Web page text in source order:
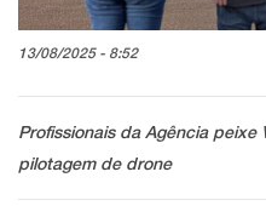
13/08/2025 - 8:52
Profissionais da Agência peixe
pilotagem de drone